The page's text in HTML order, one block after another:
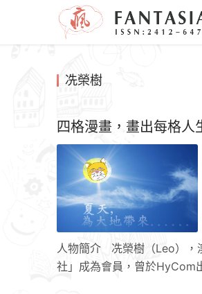
冼榮樹
四格漫畫，畫出每格
人物簡介 冼榮樹（Leo），
社」成為會員，曾於HyCom